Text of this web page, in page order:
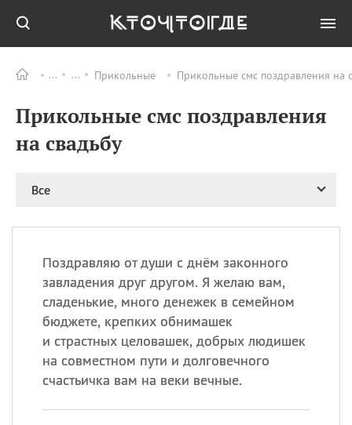
Прикольные Прикольные смс поздравления на
Прикольные смс поздравления
на свадьбу
Все
Поздравляю от души с днём законного
завладения друг другом. Я желаю вам,
сладенькие, много денежек в семейном
бюджете, крепких обнимашек
и страстных целовашек, добрых людишек
на совместном пути и долговечного
счастьичка вам на веки вечные.
ПРАЗДНИКИ Все
09.08 День памяти
великомученика и
Николая Чудотворца
11.08 День полета на
11.08 День Святой Клары —
покровительницы
телевидения
ИМЕНА
Сегодня празднуют именины